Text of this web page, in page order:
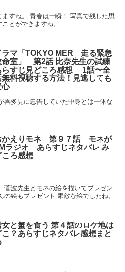
すね。 青春は一瞬！ 写真で残した思
とができますね。
ラマ「TOKYO MER 走る緊急
命室」 第2話 比奈先生の試練
らすじ見どころ感想 1話〜全
無料視聴する方法！見逃しても
心
喜多見に忠告していた中身とは一体な
かえりモネ 第９７話 モネが
ラジオ あらすじネタバレ み
ころ感想
菅波先生とモネの絵を描いてプレゼン
の絵もプレゼント 素敵な絵でしたね。
女と蟹を食う 第４話のロケ地は
こ？あらすじネタバレ感想まと